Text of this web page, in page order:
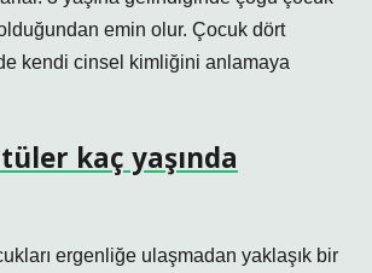
emin olur. Çocuk dört
kendi cinsel kimliğini anlamaya
kaç yaşında
ergenliğe ulaşmadan yaklaşık bir